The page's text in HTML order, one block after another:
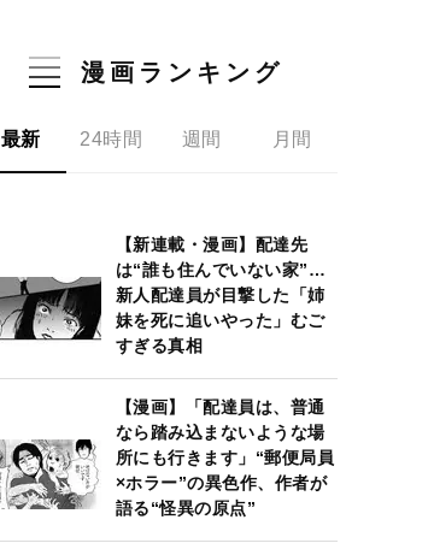
漫画ランキング
最新 24時間 週間 月間
【新連載・漫画】配達先
は“誰も住んでいない家”…
新人配達員が目撃した「姉
妹を死に追いやった」むご
すぎる真相
【漫画】「配達員は、普通
なら踏み込まないような場
所にも行きます」“郵便局員
×ホラー”の異色作、作者が
語る“怪異の原点”